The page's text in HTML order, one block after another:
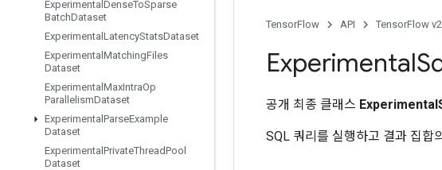
Experimental DenseToSparse
BatchDataset
Experimental LatencyStatsDataset
Experimental MatchingFiles
Dataset
Experimental MaxIntraOp
ParallelismDataset
Experimental ParseExample
Dataset
Experimental PrivateThreadPool
Dataset
TensorFlow API TensorFlow
Experimental
공개 최종 클래스
SQL 쿼리를 실행하고 결과 집합